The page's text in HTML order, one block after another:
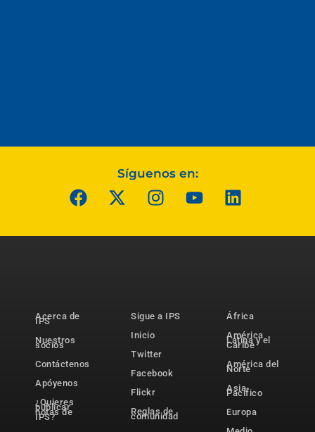
Síguenos en:
Acerca de
IPS
Nuestros
socios
Contáctenos
Apóyenos
¿Quieres
publicar
notas de
IPS?
Sigue a IPS
Inicio
Twitter
Facebook
Flickr
Reglas de
comunidad
África
América
Latina y el
Caribe
América del
Norte
Asia-
Pacífico
Europa